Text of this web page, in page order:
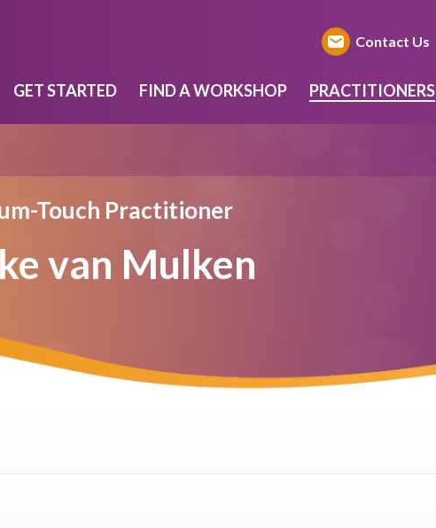
Contact Us
GET STARTED FIND A WORKSHOP PRACTITIONERS
Touch Practitioner
van Mulken